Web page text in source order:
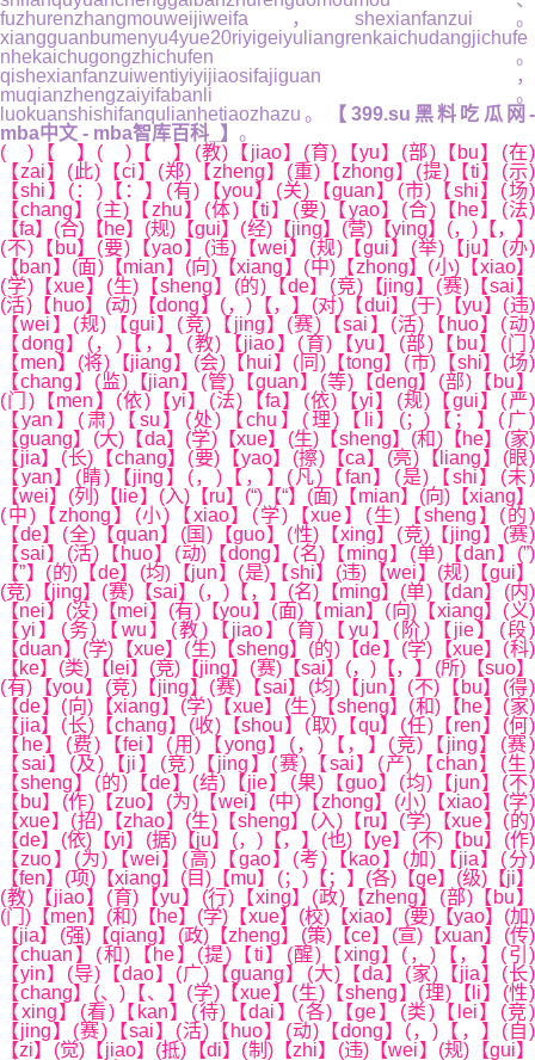
fuzhurenzhangmouweijiweifa，shexianfanzui。
xiangguanbumenyu4yue20riyigeiyuliangrenkaichudangjichufe
nhekaichugongzhichufen。
qishexianfanzuiwentiyiyijiaosifajiguan，
muqianzhengzaiyifabanli。
luokuanshishifanqulianhetiaozhazu。
【399.su黑料吃瓜网-
mba中文 - mba智库百科_】 。
( )【 】( )【 】(教)【jiao】(育)【yu】(部)【bu】(在)
【zai】(此)【ci】(郑)【zheng】(重)【zhong】(提)【ti】(示)
【shi】(：)【：】(有)【you】(关)【guan】(市)【shi】(场)
【chang】(主)【zhu】(体)【ti】(要)【yao】(合)【he】(法)
【fa】(合)【he】(规)【gui】(经)【jing】(营)【ying】(，)【，】
(不)【bu】(要)【yao】(违)【wei】(规)【gui】(举)【ju】(办)
【ban】(面)【mian】(向)【xiang】(中)【zhong】(小)【xiao】
(学)【xue】(生)【sheng】(的)【de】(竞)【jing】(赛)【sai】
(活)【huo】(动)【dong】(，)【，】(对)【dui】(于)【yu】(违)
【wei】(规)【gui】(竞)【jing】(赛)【sai】(活)【huo】(动)
【dong】(，)【，】(教)【jiao】(育)【yu】(部)【bu】(门)
【men】(将)【jiang】(会)【hui】(同)【tong】(市)【shi】(场)
【chang】(监)【jian】(管)【guan】(等)【deng】(部)【bu】
(门)【men】(依)【yi】(法)【fa】(依)【yi】(规)【gui】(严)
【yan】(肃)【su】(处)【chu】(理)【li】(；)【；】(广)
【guang】(大)【da】(学)【xue】(生)【sheng】(和)【he】(家)
【jia】(长)【chang】(要)【yao】(擦)【ca】(亮)【liang】(眼)
【yan】(睛)【jing】(，)【，】(凡)【fan】(是)【shi】(未)
【wei】(列)【lie】(入)【ru】(“)【“】(面)【mian】(向)【xiang】
(中)【zhong】(小)【xiao】(学)【xue】(生)【sheng】(的)
【de】(全)【quan】(国)【guo】(性)【xing】(竞)【jing】(赛)
【sai】(活)【huo】(动)【dong】(名)【ming】(单)【dan】(”)
【”】(的)【de】(均)【jun】(是)【shi】(违)【wei】(规)【gui】
(竞)【jing】(赛)【sai】(，)【，】(名)【ming】(单)【dan】(内)
【nei】(没)【mei】(有)【you】(面)【mian】(向)【xiang】(义)
【yi】(务)【wu】(教)【jiao】(育)【yu】(阶)【jie】(段)
【duan】(学)【xue】(生)【sheng】(的)【de】(学)【xue】(科)
【ke】(类)【lei】(竞)【jing】(赛)【sai】(，)【，】(所)【suo】
(有)【you】(竞)【jing】(赛)【sai】(均)【jun】(不)【bu】(得)
【de】(向)【xiang】(学)【xue】(生)【sheng】(和)【he】(家)
【jia】(长)【chang】(收)【shou】(取)【qu】(任)【ren】(何)
【he】(费)【fei】(用)【yong】(，)【，】(竞)【jing】(赛)
【sai】(及)【ji】(竞)【jing】(赛)【sai】(产)【chan】(生)
【sheng】(的)【de】(结)【jie】(果)【guo】(均)【jun】(不)
【bu】(作)【zuo】(为)【wei】(中)【zhong】(小)【xiao】(学)
【xue】(招)【zhao】(生)【sheng】(入)【ru】(学)【xue】(的)
【de】(依)【yi】(据)【ju】(，)【，】(也)【ye】(不)【bu】(作)
【zuo】(为)【wei】(高)【gao】(考)【kao】(加)【jia】(分)
【fen】(项)【xiang】(目)【mu】(；)【；】(各)【ge】(级)【ji】
(教)【jiao】(育)【yu】(行)【xing】(政)【zheng】(部)【bu】
(门)【men】(和)【he】(学)【xue】(校)【xiao】(要)【yao】(加)
【jia】(强)【qiang】(政)【zheng】(策)【ce】(宣)【xuan】(传)
【chuan】(和)【he】(提)【ti】(醒)【xing】(，)【，】(引)
【yin】(导)【dao】(广)【guang】(大)【da】(家)【jia】(长)
【chang】(、)【、】(学)【xue】(生)【sheng】(理)【li】(性)
【xing】(看)【kan】(待)【dai】(各)【ge】(类)【lei】(竞)
【jing】(赛)【sai】(活)【huo】(动)【dong】(，)【，】(自)
【zi】(觉)【jiao】(抵)【di】(制)【zhi】(违)【wei】(规)【gui】